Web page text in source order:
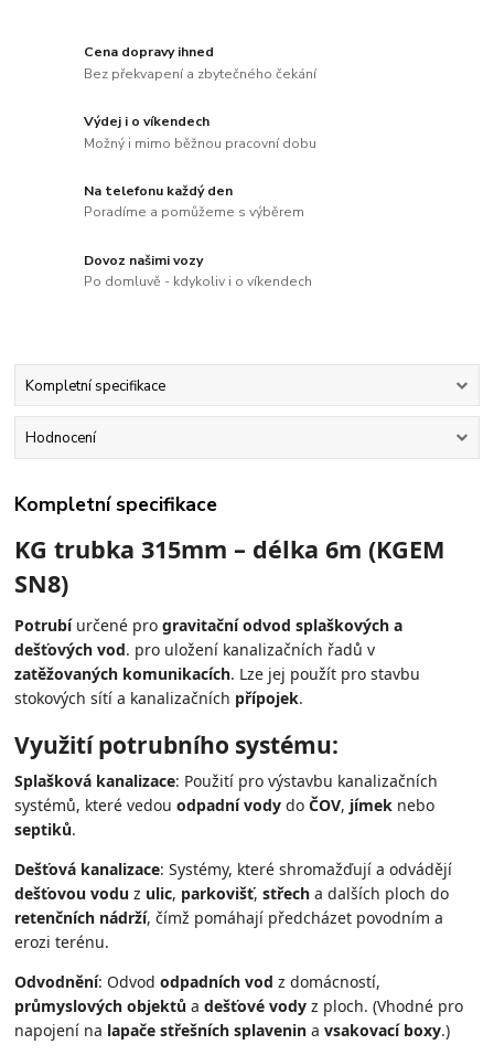
Cena dopravy ihned
Bez překvapení a zbytečného čekání
Výdej i o víkendech
Možný i mimo běžnou pracovní dobu
Na telefonu každý den
Poradíme a pomůžeme s výběrem
Dovoz našimi vozy
Po domluvě - kdykoliv i o víkendech
Kompletní specifikace
Hodnocení
Kompletní specifikace
KG trubka 315mm – délka 6m (KGEM
SN8)
Potrubíurčené progravitační odvod splaškových a
dešťových vod. pro uložení kanalizačních řadů v
zatěžovaných komunikacích. Lze jej použít pro stavbu
stokových sítí a kanalizačních přípojek.
Využití potrubního systému:
Splašková kanalizace: Použití pro výstavbu kanalizačních
systémů, které vedouodpadní vody doČOV, jímek nebo
septiků.
Dešťová kanalizace: Systémy, které shromažďují a odvádějí
dešťovou vodu z ulic, parkovišť,střech a dalších ploch do
retenčních nádrží, čímž pomáhají předcházet povodním a
erozi terénu.
Odvodnění: Odvododpadních vod z domácností,
průmyslových objektů adešťové vody z ploch. (Vhodné pro
napojení na lapače střešních splavenin avsakovací boxy.)